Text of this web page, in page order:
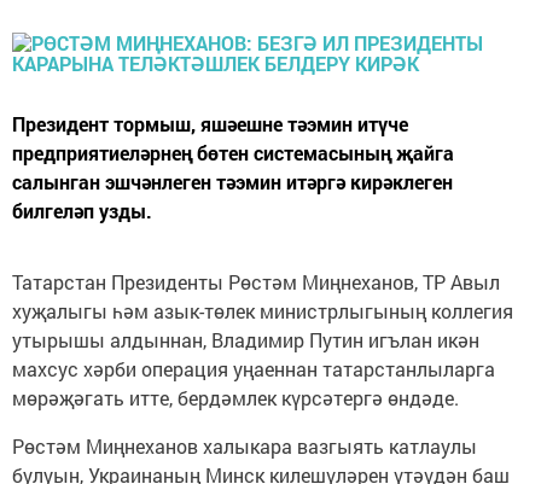
Президент тормыш, яшәешне тәэмин итүче
предприятиеләрнең бөтен системасының җайга
салынган эшчәнлеген тәэмин итәргә кирәклеген
билгеләп узды.
Татарстан Президенты Рөстәм Миңнеханов, ТР Авыл
хуҗалыгы һәм азык-төлек министрлыгының коллегия
утырышы алдыннан, Владимир Путин игълан икән
махсус хәрби операция уңаеннан татарстанлыларга
мөрәҗәгать итте, бердәмлек күрсәтергә өндәде.
Рөстәм Миңнеханов халыкара вазгыять катлаулы
булуын, Украинаның Минск килешүләрен үтәүдән баш